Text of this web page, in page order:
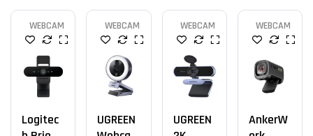
WEBCAM
Logitec
WEBCAM
UGREEN
WEBCAM
UGREEN
WEBCAM
AnkerW